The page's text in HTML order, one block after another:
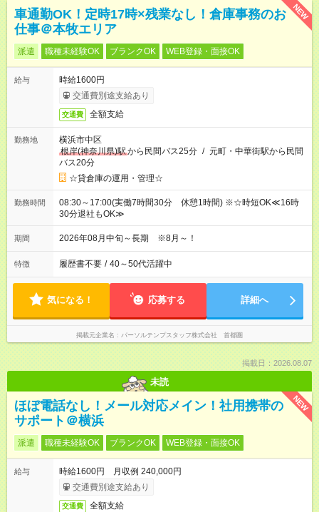
NEW
車通勤OK！定時17時×残業なし！倉庫事務のお
仕事＠本牧エリア
派遣 職種未経験OK ブランクOK WEB登録・面接OK
給与
時給1600円
交通費別途支給あり
交通費 全額支給
勤務地
横浜市中区
根岸(神奈川県)駅から民間バス25分 / 元町・中華街駅から民間
バス20分
☆貸倉庫の運用・管理☆
勤務時間
08:30～17:00(実働7時間30分 休憩1時間) ※☆時短OK≪16時
30分退社もOK≫
期間 2026年08月中旬～長期 ※8月～！
特徴 履歴書不要 / 40～50代活躍中
気になる！ 応募する 詳細へ
掲載元企業名 パーソルテンプスタッフ株式会社 首都圏
掲載日：2026.08.07
未読
NEW
ほぼ電話なし！メール対応メイン！社用携帯の
サポート＠横浜
派遣 職種未経験OK ブランクOK WEB登録・面接OK
給与
時給1600円 月収例 240,000円
交通費別途支給あり
交通費 全額支給